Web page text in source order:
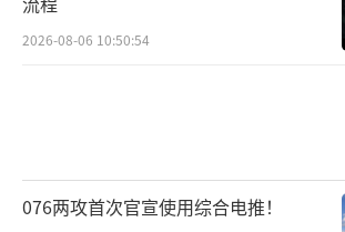
到护照的时间，你可能需要继
长达10年的时间。而且，重要
2026-08-06 10:50:54
076两攻首次官宣使用综合电推！